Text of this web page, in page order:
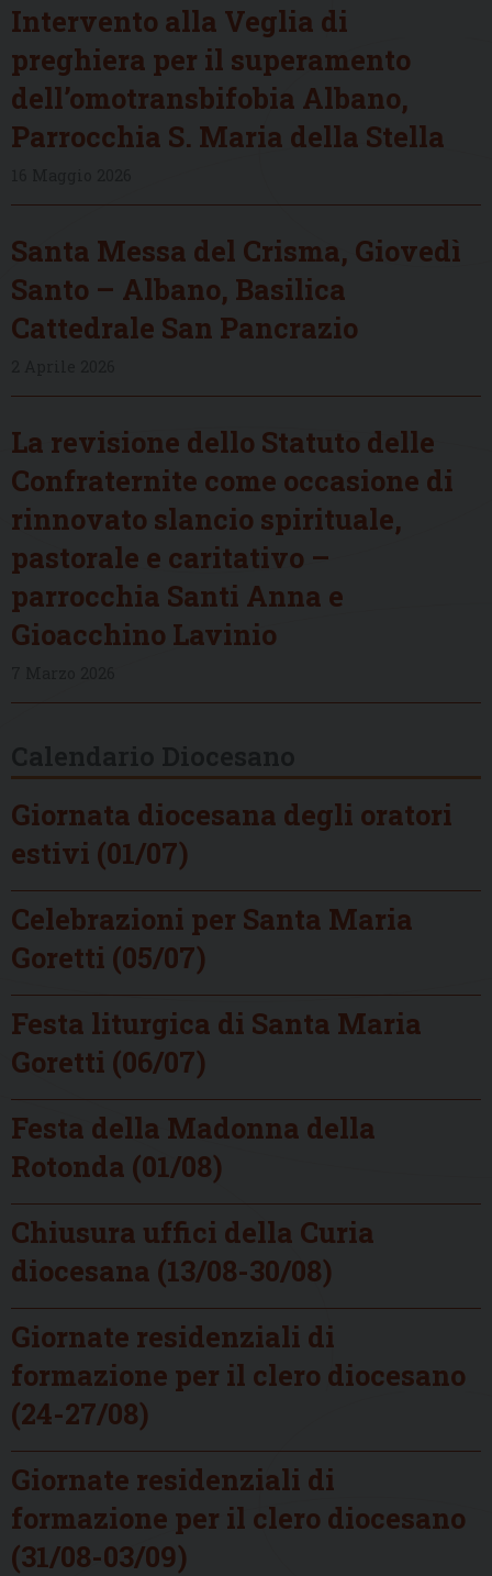
Intervento alla Veglia di
preghiera per il superamento
dell’omotransbifobia Albano,
Parrocchia S. Maria della Stella
Santa Messa del Crisma, Giovedì
Santo – Albano, Basilica
Cattedrale San Pancrazio
La revisione dello Statuto delle
Confraternite come occasione di
rinnovato slancio spirituale,
pastorale e caritativo –
parrocchia Santi Anna e
Gioacchino Lavinio
Giornata diocesana degli oratori
estivi (01/07)
Celebrazioni per Santa Maria
Goretti (05/07)
Festa liturgica di Santa Maria
Goretti (06/07)
Festa della Madonna della
Rotonda (01/08)
Chiusura uffici della Curia
diocesana (13/08-30/08)
Giornate residenziali di
formazione per il clero diocesano
(24-27/08)
Giornate residenziali di
formazione per il clero diocesano
(31/08-03/09)